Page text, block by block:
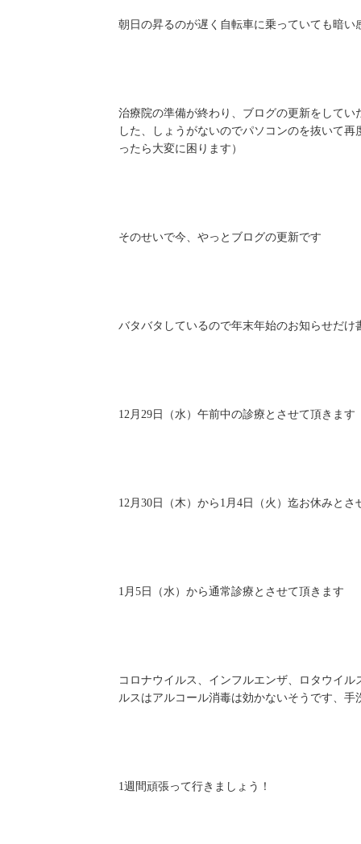
朝日の昇るのが遅く自転車に乗っていても暗
治療院の準備が終わり、ブログの更新をして
した、しょうがないのでパソコンのを抜いて
ったら大変に困ります）
そのせいで今、やっとブログの更新です
バタバタしているので年末年始のお知らせだけ
12月29日（水）午前中の診療とさせて頂きます
12月30日（木）から1月4日（火）迄お休みとさ
1月5日（水）から通常診療とさせて頂きます
コロナウイルス、インフルエンザ、ロタウイ
ルスはアルコール消毒は効かないそうです、手
1週間頑張って行きましょう！